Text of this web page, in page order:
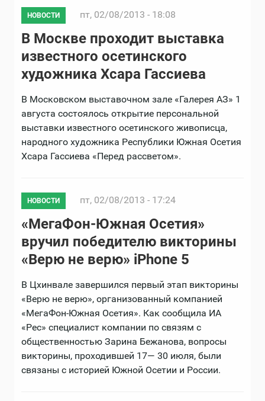
НОВОСТИ пт, 02/08/2013 - 18:08
В Москве проходит выставка
известного осетинского
художника Хсара Гассиева
В Московском выставочном зале «Галерея АЗ» 1
августа состоялось открытие персональной
выставки известного осетинского живописца,
народного художника Республики Южная Осетия
Хсара Гассиева «Перед рассветом».
НОВОСТИ пт, 02/08/2013 - 17:24
«МегаФон-Южная Осетия»
вручил победителю викторины
«Верю не верю» iPhone 5
В Цхинвале завершился первый этап викторины
«Верю не верю», организованный компанией
«МегаФон-Южная Осетия». Как сообщила ИА
«Рес» специалист компании по связям с
общественностью Зарина Бежанова, вопросы
викторины, проходившей 17— 30 июля, были
связаны с историей Южной Осетии и России.